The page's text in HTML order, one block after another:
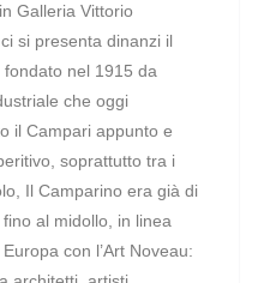
Galleria Vittorio
si presenta dinanzi il
fondato nel 1915 da
che oggi
il Campari appunto e
soprattutto tra i
Il Camparino era già di
fino al midollo, in linea
con l’Art Noveau: